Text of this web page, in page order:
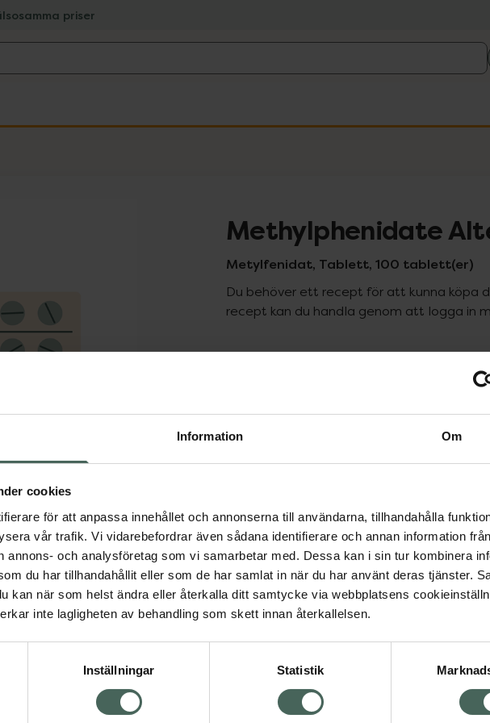
Information Om
cookies
för att anpassa innehållet och annonserna till användarna, tillhandahålla
vår trafik. Vi vidarebefordrar även sådana identifierare och annan information
annons- och analysföretag som vi samarbetar med. Dessa kan i sin tur kombinera
du har tillhandahållit eller som de har samlat in när du har använt deras tjänster.
kan när som helst ändra eller återkalla ditt samtycke via webbplatsens
inte lagligheten av behandling som skett innan återkallelsen.
Inställningar Statistik
priser
Methylphenidate
Metylfenidat, Tablett, 100 tablett(er)
Du behöver ett recept för att kunna köpa
recept kan du handla genom att logga in
Pris med recept
Högkostnadsskyddet
I apotek:309,23 kr
Köp via ditt recept
Aktuella erbjudanden
Visa
Om recept och